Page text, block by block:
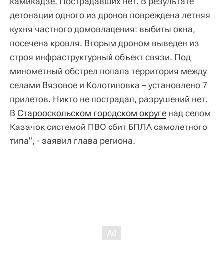
детонации одного из дронов повреждена летняя
кухня частного домовладения: выбиты окна,
посечена кровля. Вторым дроном выведен из
строя инфраструктурный объект связи. Под
минометный обстрел попала территория между
селами Вязовое и Колотиловка – установлено 7
прилетов. Никто не пострадал, разрушений нет.
В Старооскольском городском округе над селом
Казачок системой ПВО сбит БПЛА самолетного
типа", - заявил глава региона.